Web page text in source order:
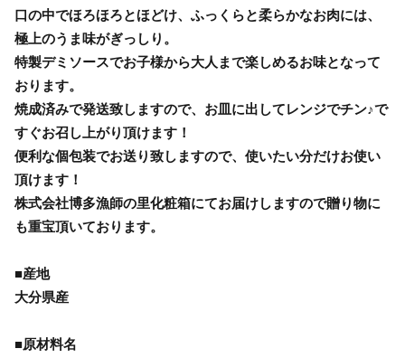
口の中でほろほろとほどけ、ふっくらと柔らかなお肉には、
極上のうま味がぎっしり。
特製デミソースでお子様から大人まで楽しめるお味となって
おります。
焼成済みで発送致しますので、お皿に出してレンジでチン♪で
すぐお召し上がり頂けます！
便利な個包装でお送り致しますので、使いたい分だけお使い
頂けます！
株式会社博多漁師の里化粧箱にてお届けしますので贈り物に
も重宝頂いております。
■産地
大分県産
■原材料名